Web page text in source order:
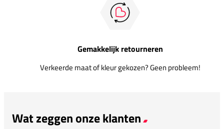
Gemakkelijk retourneren
Verkeerde maat of kleur gekozen? Geen probleem!
Wat zeggen onze klanten